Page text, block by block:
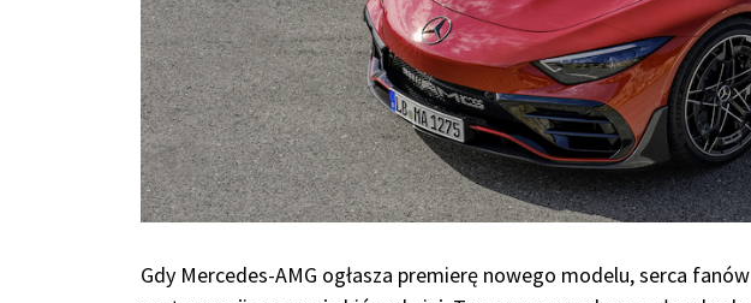
Gdy Mercedes-AMG ogłasza premierę nowego modelu, serca fanów